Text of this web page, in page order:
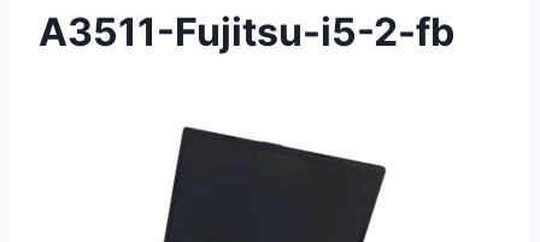
A3511-Fujitsu-i5-2-fb